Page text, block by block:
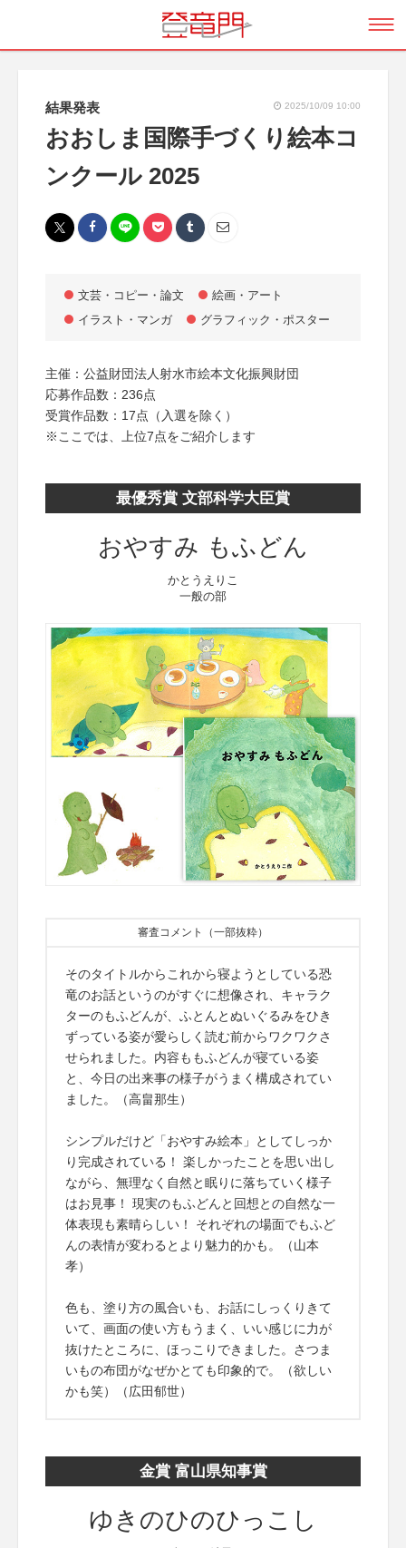
結果発表 2025/10/09 10:00
おおしま国際手づくり絵本コ
ンクール 2025
文芸・コピー・論文
絵画・アート
イラスト・マンガ
グラフィック・ポスター
主催：公益財団法人射水市絵本文化振興財団
応募作品数：236点
受賞作品数：17点（入選を除く）
※ここでは、上位7点をご紹介します
最優秀賞 文部科学大臣賞
おやすみ もふどん
かとうえりこ
一般の部
審査コメント（一部抜粋）
そのタイトルからこれから寝ようとしている恐
竜のお話というのがすぐに想像され、キャラク
ターのもふどんが、ふとんとぬいぐるみをひき
ずっている姿が愛らしく読む前からワクワクさ
せられました。内容ももふどんが寝ている姿
と、今日の出来事の様子がうまく構成されてい
ました。（高畠那生）
シンプルだけど「おやすみ絵本」としてしっか
り完成されている！ 楽しかったことを思い出し
ながら、無理なく自然と眠りに落ちていく様子
はお見事！ 現実のもふどんと回想との自然な一
体表現も素晴らしい！ それぞれの場面でもふど
んの表情が変わるとより魅力的かも。（山本
孝）
色も、塗り方の風合いも、お話にしっくりきて
いて、画面の使い方もうまく、いい感じに力が
抜けたところに、ほっこりできました。さつま
いもの布団がなぜかとても印象的で。（欲しい
かも笑）（広田郁世）
金賞 富山県知事賞
ゆきのひのひっこし